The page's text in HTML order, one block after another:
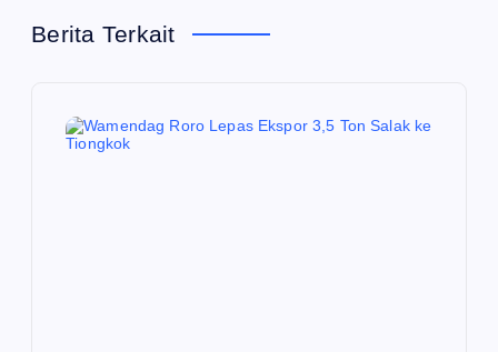
s
Berita Terkait